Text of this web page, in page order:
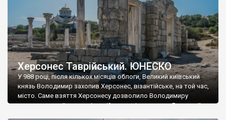
Херсонес Таврійський. ЮНЕСКО
У 988 році, після кількох місяців облоги, Великий київський
князь Володимир захопив Херсонес, візантійське, на той час,
місто. Саме взяття Херсонесу дозволило Володимиру
диктувати свої умови візантійському імператору Василю ІІ, та